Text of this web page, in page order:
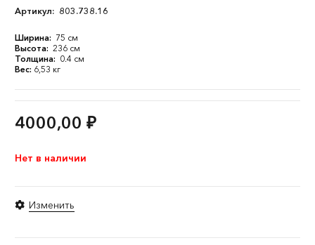
Артикул: 803.738.16
Ширина: 75 см
Высота: 236 см
Толщина: 0.4 см
Вес: 6,53 кг
4000,00 ₽
Нет в наличии
Изменить